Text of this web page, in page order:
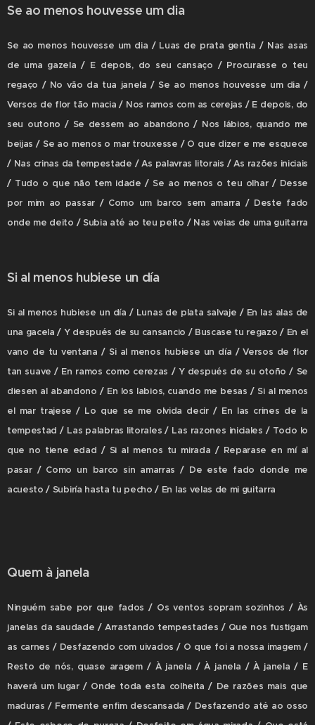
Se ao menos houvesse um dia
Se ao menos houvesse um dia / Luas de prata gentia / Nas asas
de uma gazela / E depois, do seu cansaço / Procurasse o teu
regaço / No vão da tua janela / Se ao menos houvesse um dia /
Versos de flor tão macia / Nos ramos com as cerejas / E depois, do
seu outono / Se dessem ao abandono / Nos lábios, quando me
beijas / Se ao menos o mar trouxesse / O que dizer e me esquece
/ Nas crinas da tempestade / As palavras litorais / As razões iniciais
/ Tudo o que não tem idade / Se ao menos o teu olhar / Desse
por mim ao passar / Como um barco sem amarra / Deste fado
onde me deito / Subia até ao teu peito / Nas veias de uma guitarra
Si al menos hubiese un día
Si al menos hubiese un día / Lunas de plata salvaje / En las alas de
una gacela / Y después de su cansancio / Buscase tu regazo / En el
vano de tu ventana / Si al menos hubiese un día / Versos de flor
tan suave / En ramos como cerezas / Y después de su otoño / Se
diesen al abandono / En los labios, cuando me besas / Si al menos
el mar trajese / Lo que se me olvida decir / En las crines de la
tempestad / Las palabras litorales / Las razones iniciales / Todo lo
que no tiene edad / Si al menos tu mirada / Reparase en mí al
pasar / Como un barco sin amarras / De este fado donde me
acuesto / Subiría hasta tu pecho / En las velas de mi guitarra
Quem à janela
Ninguém sabe por que fados / Os ventos sopram sozinhos / Às
janelas da saudade / Arrastando tempestades / Que nos fustigam
as carnes / Desfazendo com uivados / O que foi a nossa imagem /
Resto de nós, quase aragem / À janela / À janela / À janela / E
haverá um lugar / Onde toda esta colheita / De razões mais que
maduras / Fermente enfim descansada / Desfazendo até ao osso